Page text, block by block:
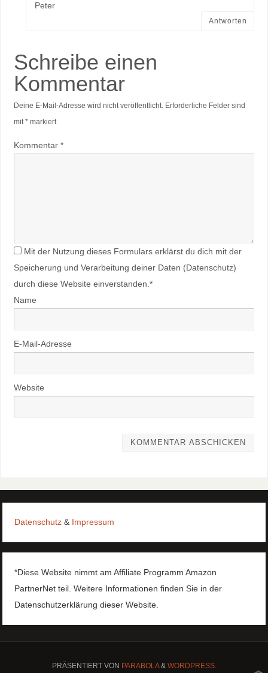
Peter
Antworten
Schreibe einen
Kommentar
Deine E-Mail-Adresse wird nicht veröffentlicht. Erforderliche Felder sind
mit*markiert
Kommentar *
Mit der Nutzung dieses Formulars erklärst du dich mit der
Speicherung und Verarbeitung deiner Daten (Datenschutz)
durch diese Website einverstanden.*
Name
E-Mail-Adresse
Website
Datenschutz & Impressum
*Diese Website nimmt am Affiliate Programm Amazon
PartnerNet teil. Weitere Informationen finden Sie in der
Datenschutzerklärung dieser Website.
PRÄSENTIERT VON PARABOLA& WORDPRESS.